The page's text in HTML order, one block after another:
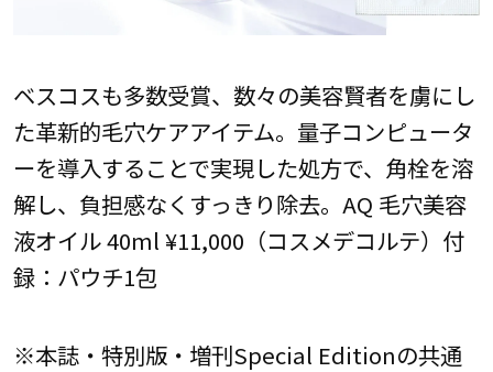
ベスコスも多数受賞、数々の美容賢者を虜にし
た革新的毛穴ケアアイテム。量子コンピュータ
ーを導入することで実現した処方で、角栓を溶
解し、負担感なくすっきり除去。AQ 毛穴美容
液オイル 40ml ¥11,000（コスメデコルテ）付
録：パウチ1包
※本誌・特別版・増刊Special Editionの共通